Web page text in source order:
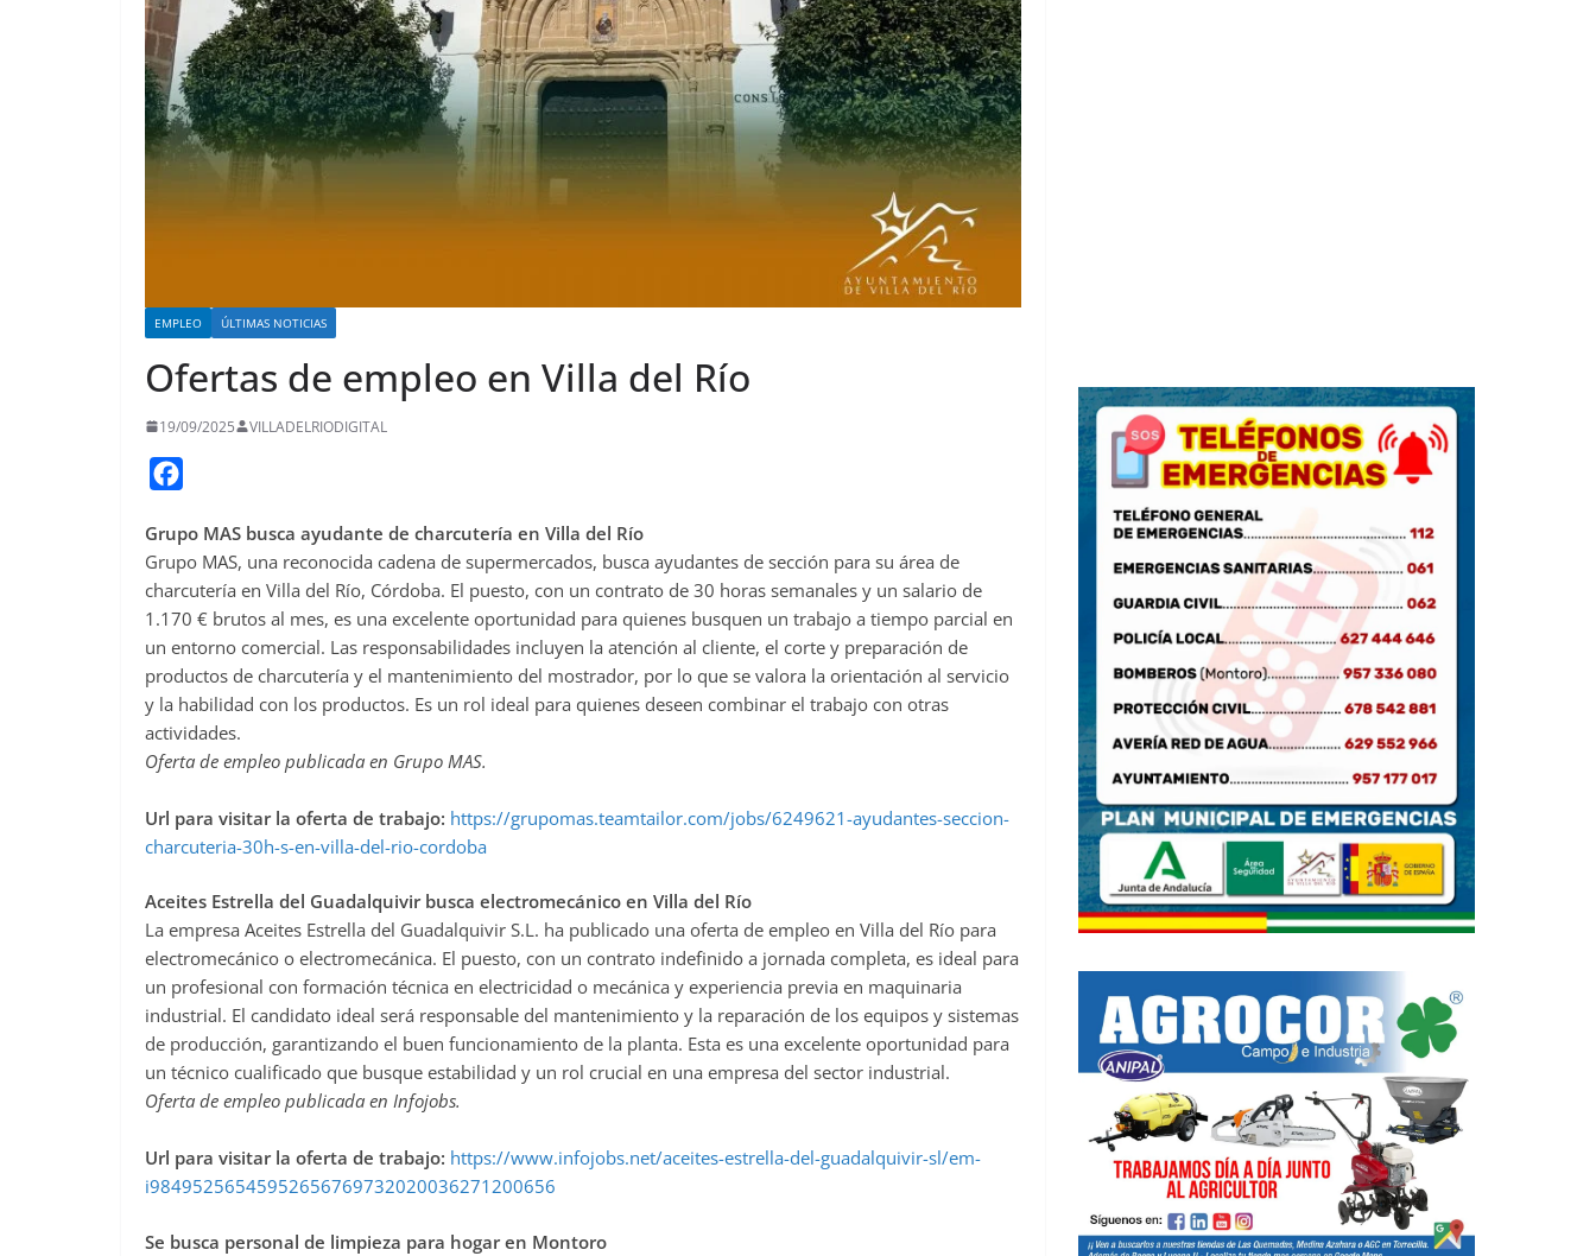
EMPLEO ÚLTIMAS NOTICIAS
Ofertas de empleo en Villa del Río
19/09/2025 VILLADELRIODIGITAL
c
e
b
o
o
k
Grupo MAS busca ayudante de charcutería en Villa del Río
Grupo MAS, una reconocida cadena de supermercados, busca ayudantes de sección para su área de
charcutería en Villa del Río, Córdoba. El puesto, con un contrato de 30 horas semanales y un salario de
1.170 € brutos al mes, es una excelente oportunidad para quienes busquen un trabajo a tiempo parcial en
un entorno comercial. Las responsabilidades incluyen la atención al cliente, el corte y preparación de
productos de charcutería y el mantenimiento del mostrador, por lo que se valora la orientación al servicio
y la habilidad con los productos. Es un rol ideal para quienes deseen combinar el trabajo con otras
actividades.
Oferta de empleo publicada en Grupo MAS.
Url para visitar la oferta de trabajo: https://grupomas.teamtailor.com/jobs/6249621-ayudantes-seccion-
charcuteria-30h-s-en-villa-del-rio-cordoba
Aceites Estrella del Guadalquivir busca electromecánico en Villa del Río
La empresa Aceites Estrella del Guadalquivir S.L. ha publicado una oferta de empleo en Villa del Río para
electromecánico o electromecánica. El puesto, con un contrato indefinido a jornada completa, es ideal para
un profesional con formación técnica en electricidad o mecánica y experiencia previa en maquinaria
industrial. El candidato ideal será responsable del mantenimiento y la reparación de los equipos y sistemas
de producción, garantizando el buen funcionamiento de la planta. Esta es una excelente oportunidad para
un técnico cualificado que busque estabilidad y un rol crucial en una empresa del sector industrial.
Oferta de empleo publicada en Infojobs.
Url para visitar la oferta de trabajo: https://www.infojobs.net/aceites-estrella-del-guadalquivir-sl/em-
i98495256545952656769732020036271200656
Se busca personal de limpieza para hogar en Montoro